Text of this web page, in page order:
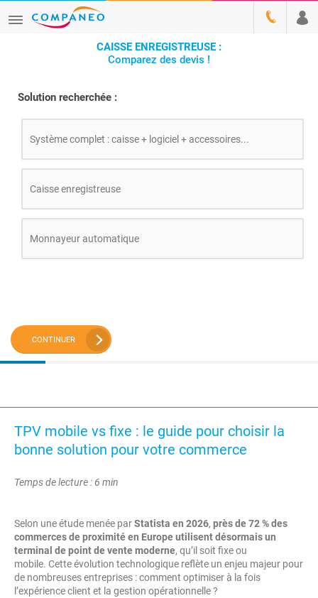
CAISSE ENREGISTREUSE :
Comparez des devis !
Solution recherchée :
Système complet : caisse + logiciel + accessoires...
Caisse enregistreuse
Monnayeur automatique
CONTINUER
TPV mobile vs fixe : le guide pour choisir la
bonne solution pour votre commerce
Temps de lecture : 6 min
Selon une étude menée parStatista en 2026, près de 72 % des
commerces de proximité en Europe utilisent désormais un
terminal de point de vente moderne, qu’il soit fixe ou
mobile. Cette évolution technologique reflète un enjeu majeur pour
de nombreuses entreprises : comment optimiser à la fois
l’expérience client et la gestion opérationnelle ?